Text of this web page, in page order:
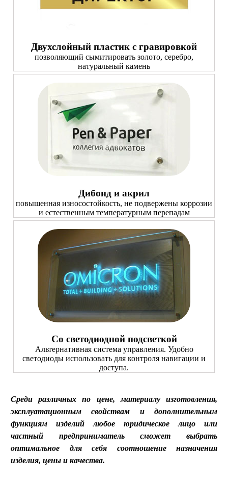
Двухслойный пластик с гравировкой
позволяющий сымитировать золото, серебро,
натуральный камень
Дибонд и акрил
повышенная износостойкость, не подвержены коррозии
и естественным температурным перепадам
Со светодиодной подсветкой
Альтернативная система управления. Удобно
светодиоды использовать для контроля навигации и
доступа.
Среди различных по цене, материалу изготовления,
эксплуатационным свойствам и дополнительным
функциям изделий любое юридическое лицо или
частный предприниматель сможет выбрать
оптимальное для себя соотношение назначения
изделия, цены и качества.